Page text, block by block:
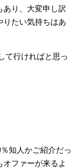
あり、大変申し訳
りたい気持ちはあ
て行ければと思っ
知人かご紹介だっ
ファーが来るよ